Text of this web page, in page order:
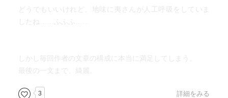
どうでもいいけれど、地味に夷さんが人工呼吸をしていま
したね……ふふふ……
しかし毎回作者の文章の構成に本当に満足してしまう。
最後の一文まで、綺麗。
3 詳細をみる